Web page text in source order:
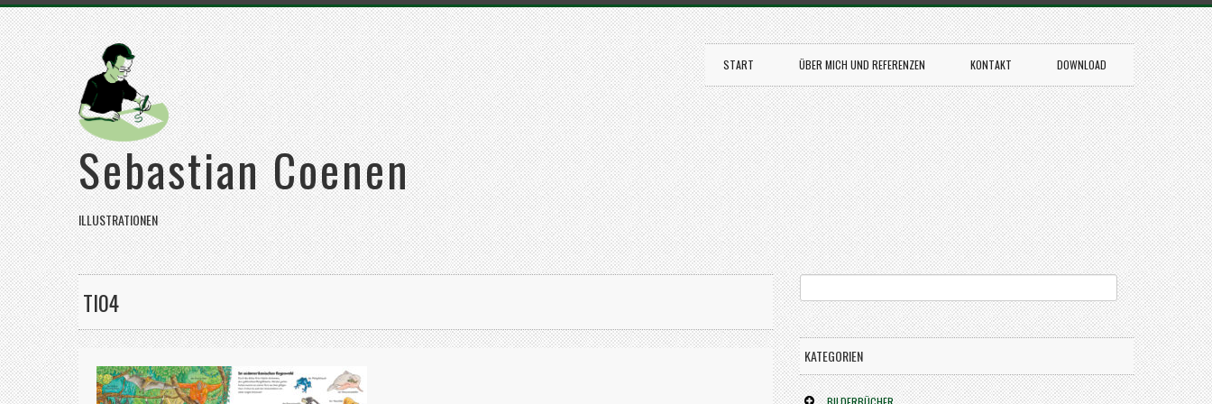
Sebastian Coenen
ILLUSTRATIONEN
START ÜBER MICH UND REFERENZEN KONTAKT DOWNLOAD
TI04
KATEGORIEN